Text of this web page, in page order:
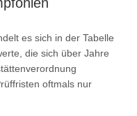
es sich in der Tabelle
die sich über Jahre
oftmals nur